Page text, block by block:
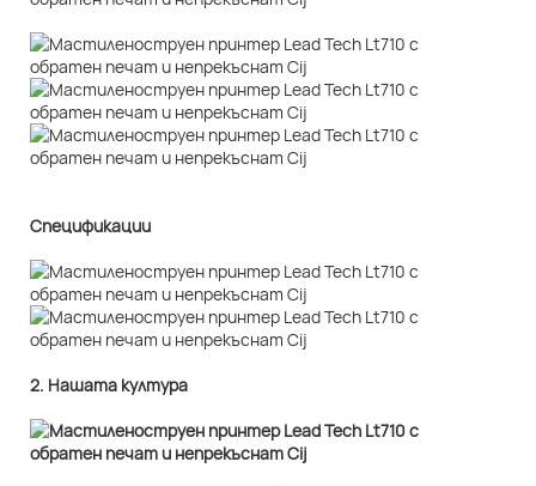
Спецификации
2. Нашата култура